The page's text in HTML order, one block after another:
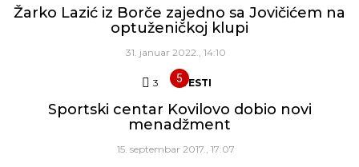
Žarko Lazić iz Borče zajedno sa Jovičićem na
optuženičkoj klupi
31. januar 2022., 14:10
3 Komentara
VESTI
Sportski centar Kovilovo dobio novi
menadžment
15. septembar 2017., 17:07